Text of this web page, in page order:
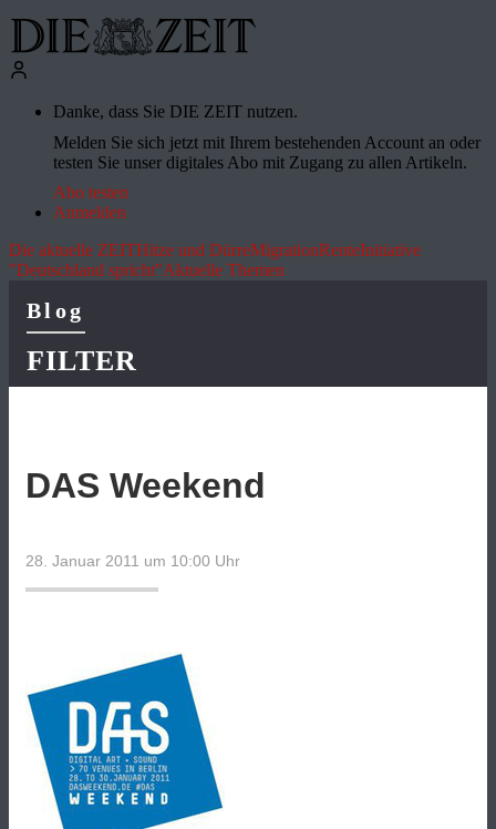
Danke, dass Sie DIE ZEIT nutzen.
Melden Sie sich jetzt mit Ihrem bestehenden Account an oder
testen Sie unser digitales Abo mit Zugang zu allen Artikeln.
Abo testen
Anmelden
Die aktuelle ZEITHitze und DürreMigrationRenteInitiative
"Deutschland spricht"Aktuelle Themen
Blog
FILTER
DAS Weekend
28. Januar 2011 um 10:00 Uhr